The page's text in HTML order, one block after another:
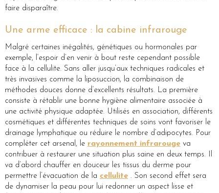
faire disparaître.
Une arme efficace : la cabine infrarouge
Malgré certaines inégalités, génétiques ou hormonales par
exemple, l’espoir d’en venir à bout reste cependant possible
face à la cellulite. Sans aller jusqu’aux techniques radicales et
très invasives comme la liposuccion, la combinaison de
méthodes douces donne d’excellents résultats. La première
consiste à rétablir une bonne hygiène alimentaire associée à
une activité physique adaptée. Utilisés en association, différents
cosmétiques et différentes techniques de soins vont favoriser le
drainage lymphatique ou réduire le nombre d’adipocytes. Pour
compléter cet arsenal, le rayonnement infrarouge va
contribuer à restaurer une situation plus saine en deux temps. Il
va d’abord chauffer en douceur les tissus du derme pour
permettre l’évacuation de la cellulite . Son second effet sera
de dynamiser la peau pour lui redonner un aspect lisse et